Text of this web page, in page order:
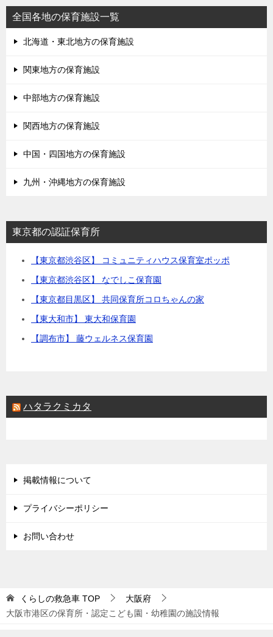
全国各地の保育施設一覧
北海道・東北地方の保育施設
関東地方の保育施設
中部地方の保育施設
関西地方の保育施設
中国・四国地方の保育施設
九州・沖縄地方の保育施設
東京都の認証保育所
【東京都渋谷区】 コミュニティハウス保育室ポッポ
【東京都渋谷区】 なでしこ保育園
【東京都目黒区】 共同保育所コロちゃんの家
【東大和市】 東大和保育園
【調布市】 藤ウェルネス保育園
ハタラクミカタ
掲載情報について
プライバシーポリシー
お問い合わせ
くらしの救急車 TOP
大阪府
大阪市港区の保育所・認定こども園・幼稚園の施設情報